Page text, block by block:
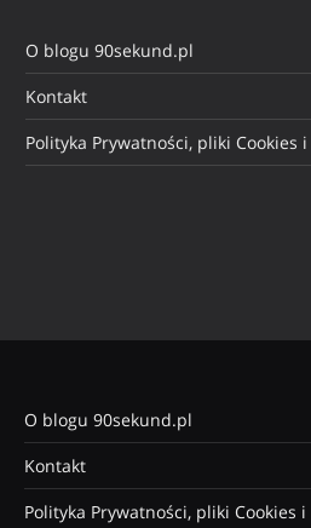
O blogu 90sekund.pl
Kontakt
Polityka Prywatności, pliki Cookies i
O blogu 90sekund.pl
Kontakt
Polityka Prywatności, pliki Cookies i